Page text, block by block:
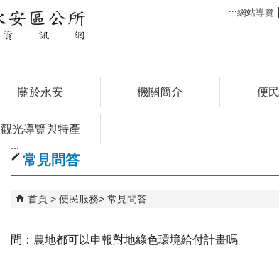
:::網站導覽
關於永安 機關簡介 便
觀光導覽與特產
:::
常見問答
首頁 便民服務 常見問答
問：農地都可以申報對地綠色環境給付計畫嗎